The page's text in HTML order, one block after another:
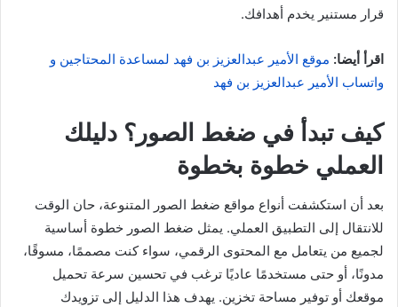
قرار مستنير يخدم أهدافك.
اقرأ أيضا: موقع الأمير عبدالعزيز بن فهد لمساعدة المحتاجين و
واتساب الأمير عبدالعزيز بن فهد
كيف تبدأ في ضغط الصور؟ دليلك
العملي خطوة بخطوة
بعد أن استكشفت أنواع مواقع ضغط الصور المتنوعة، حان الوقت
للانتقال إلى التطبيق العملي. يمثل ضغط الصور خطوة أساسية
لجميع من يتعامل مع المحتوى الرقمي، سواء كنت مصممًا، مسوقًا،
مدونًا، أو حتى مستخدمًا عاديًا ترغب في تحسين سرعة تحميل
موقعك أو توفير مساحة تخزين. يهدف هذا الدليل إلى تزويدك